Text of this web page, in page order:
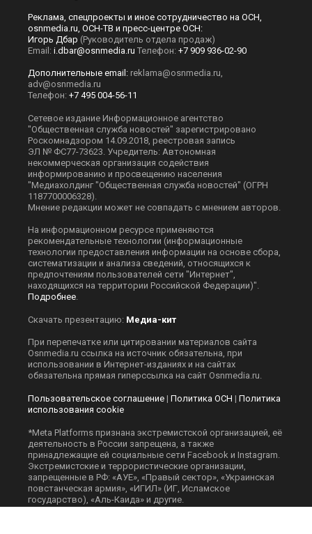
Реклама, спецпроекты и иное сотрудничество на ОСН,
osnmedia.ru, ОСН-ТВ и пресс-центре ОСН:
Игорь Дбар (Руководитель отдела продаж)
Email: i.dbar@osnmedia.ru Телефон: +7 909 936-02-90
Дополнительные email: reklama@osnmedia.ru
adv@osnmedia.ru
Телефон: +7 495 004-56-11
Сетевое издание Информационное агентство
"Общественная служба новостей" зарегистрировано
Роскомнадзором 14.09.2018, реестровая запись
ЭЛ № ФС77-73623. Учредитель: Автономная
некоммерческая организация содействия
информированию и просвещению населения
"Медиахолдинг "Общественная служба новостей" (ОГРН
1187700006328).
Мнение редакции может не совпадать с мнением авторов.
На информационном ресурсе применяются
рекомендательные технологии (информационные
технологии предоставления информации на основе сбора,
систематизации и анализа сведений, относящихся к
предпочтениям пользователей сети "Интернет",
находящихся на территории Российской Федерации)".
Подробнее
Скачать презентацию: Медиа-кит
При перепечатке или цитировании материалов сайта
Оsnmedia.ru ссылка на источник обязательна, при
использовании в Интернет-изданиях и на сайтах
обязательна прямая гиперссылка на сайт Оsnmedia.ru.
Пользовательское соглашение | Политика ОСН | Политика
использования cookie
*Meta Platforms признана экстремистской организацией, её
деятельность в России запрещена, а также
принадлежащие ей социальные сети Facebook и Instagram.
Экстремистские и террористические организации,
запрещенные в РФ: «АУЕ», «Правый сектор», «Украинская
повстанческая армия», «ИГИЛ» (ИГ, Исламское
государство), «Аль-Каида» и другие.